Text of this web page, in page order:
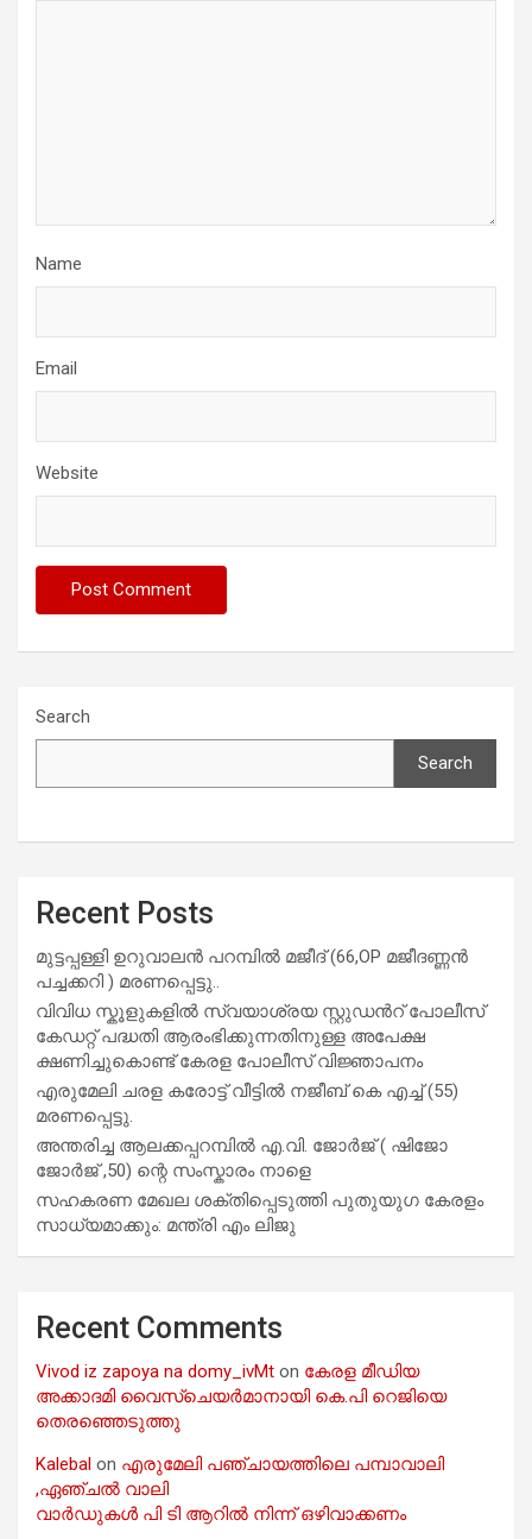
Name
Email
Website
Search
Search
Recent Posts
മുട്ടപ്പള്ളി ഉറുവാലൻ പറമ്പിൽ മജീദ് (66,OP മജീദണ്ണൻ
പച്ചക്കറി ) മരണപ്പെട്ടു..
വിവിധ സ്കൂളുകളില്‍ സ്വയാശ്രയ സ്റ്റുഡന്‍റ് പോലീസ്
കേഡറ്റ് പദ്ധതി ആരംഭിക്കുന്നതിനുള്ള അപേക്ഷ
ക്ഷണിച്ചുകൊണ്ട് കേരള പോലീസ് വിജ്ഞാപനം
എരുമേലി ചരള കരോട്ട് വീട്ടിൽ നജീബ് കെ എച്ച് (55)
മരണപ്പെട്ടു.
അന്തരിച്ച ആ​ല​ക്ക​പ്പ​റമ്പിൽ​ എ.​വി. ജോ​ർ​ജ് ( ഷിജോ
ജോർജ് ,50) ന്റെ സംസ്കാരം നാളെ
സഹകരണ മേഖല ശക്തിപ്പെടുത്തി പുതുയുഗ കേരളം
സാധ്യമാക്കും: മന്ത്രി എം ലിജു
Recent Comments
Vivod iz zapoya na domy_ivMt on കേരള മീഡിയ
അക്കാദമി വൈസ്ചെയർമാനായി കെ.പി റെജിയെ
തെരഞ്ഞെടുത്തു
Kalebal on എരുമേലി പഞ്ചായത്തിലെ പമ്പാവാലി
,ഏഞ്ചൽ വാലി
വാർഡുകൾ പി ടി ആറിൽ നിന്ന് ഒഴിവാക്കണം